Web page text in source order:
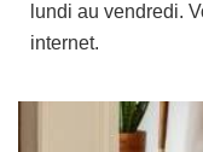
lundi au vendredi.
internet.